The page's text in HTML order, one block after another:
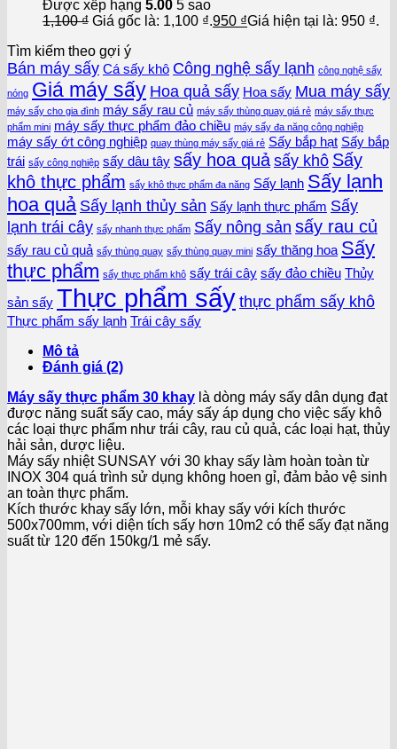
Được xếp hạng 5.00 5 sao
1,100₫ Giá gốc là: 1,100 ₫.950 ₫Giá hiện tại là: 950 ₫.
Tìm kiếm theo gợi ý
Bán máy sấy Cá sấy khô Công nghệ sấy lạnh công nghệ sấy
nóng Giá máy sấy Hoa quả sấy Hoa sấy Mua máy sấy
máy sấy cho gia đình máy sấy rau củ máy sấy thùng quay giá rẻ máy sấy thực
phẩm mini máy sấy thực phẩm đảo chiều máy sấy đa năng công nghiệp
máy sấy ớt công nghiệp quay thùng máy sấy giá rẻ Sấy bắp hạt Sấy bắp
trái sấy công nghiệp sấy dâu tây sấy hoa quả sấy khô Sấy
khô thực phẩm sấy khô thực phẩm đa năng Sấy lạnh Sấy lạnh
hoa quả Sấy lạnh thủy sản Sấy lạnh thực phẩm Sấy
lạnh trái cây sấy nhanh thực phẩm Sấy nông sản sấy rau củ
sấy rau củ quả sấy thùng quay sấy thùng quay mini sấy thăng hoa Sấy
thực phẩm sấy thực phẩm khô sấy trái cây sấy đảo chiều Thủy
sản sấy Thực phẩm sấy thực phẩm sấy khô
Thực phẩm sấy lạnh Trái cây sấy
Mô tả
Đánh giá (2)
Máy sấy thực phẩm 30 khay là dòng máy sấy dân dụng đạt
được năng suất sấy cao, máy sấy áp dụng cho việc sấy khô
các loại thực phẩm như trái cây, rau củ quả, các loại hạt, thủy
hải sản, dược liệu.
Máy sấy nhiệt SUNSAY với 30 khay sấy làm hoàn toàn từ
INOX 304 quá trình sử dụng không hoen gỉ, đảm bảo vệ sinh
an toàn thực phẩm.
Kích thước khay sấy lớn, mỗi khay sấy với kích thước
500x700mm, với diện tích sấy hơn 10m2 có thể sấy đạt năng
suất từ 120 đến 150kg/1 mẻ sấy.